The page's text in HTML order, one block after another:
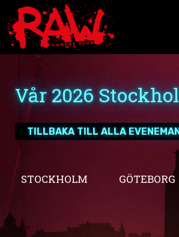
Hoppa
till
innehåll
A VERY RAW CHRISTMAS
MIDDAGSPAKET
FAKTA
Vår 2026
TILLBAKA TILL ALLA
STOCKHOLM GÖTEBORG